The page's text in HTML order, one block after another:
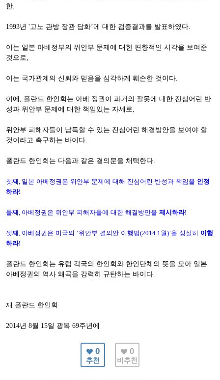
한,
1993년 ' 고노 관방 장관 담화’에 대한 검증결과를 발표하였다.
이는 일본 아베정부의 위안부 문제에 대한 편향적인 시각을 보여준
것으로 ,
이는 국가관계의 신뢰와 믿음을 심각하게 훼손한 것이다.
이에 , 폴란드 한인회는 아베 정권이 과거의 잘못에 대한 진심어린 반
성과 위안부 문제에 대한 책임있는 자세로 ,
위안부 피해자들이 납득할 수 있는 진심어린 해결방안을 보여야 할
것이라고 촉구하는 바이다.
폴란드 한인회는 다음과 같은 결의문을 채택한다.
첫째, 일본 아베정권은 위안부 문제에 대해 진심어린 반성과 책임을 인정
하라!
둘째, 아베정권은 위안부 피해자들에 대한 해결방안을 제시하라!
셋째, 아베정권은 미국의 ‘위안부 결의안 이행법(2014.1월)’을 성실히 이행
하라!
폴란드 한인회는 유럽 각국의 한인회와 한인단체의 뜻을 모아 일본
아베정권의 역사 왜곡을 강력히 규탄하는 바이다.
재 폴란드 한인회
2014년 8월 15일 광복 69주년에
0
추천
0
비추천